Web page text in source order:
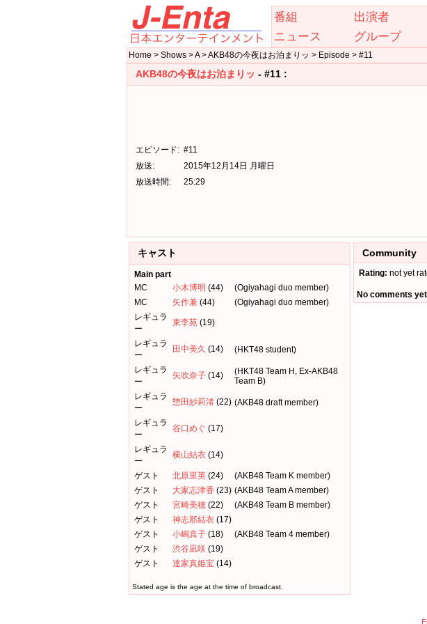
番組 出演者
ニュース
グループ
Home > Shows > A > AKB48の今夜はお泊まりッ > Episode > #11
AKB48の今夜はお泊まりッ - #11 :
エピソード: #11
放送:
2015年12月14日 月曜日
放送時間:
25:29
キャスト
Main part
MC
小木博明 (44)
(Ogiyahagi duo member)
MC
矢作兼 (44)
(Ogiyahagi duo member)
レギュラ
ー
東李苑 (19)
レギュラ
ー
田中美久 (14) (HKT48 student)
レギュラ
ー
矢吹奈子 (14)
(HKT48 Team H, Ex-AKB48
Team B)
レギュラ
ー
惣田紗莉渚 (22) (AKB48 draft member)
レギュラ
ー
谷口めぐ (17)
レギュラ
ー
横山結衣 (14)
ゲスト 北原里英 (24)
(AKB48 Team K member)
ゲスト
大家志津香 (23) (AKB48 Team A member)
ゲスト
宮崎美穂 (22)
(AKB48 Team B member)
ゲスト
神志那結衣 (17)
ゲスト
小嶋真子 (18)
(AKB48 Team 4 member)
ゲスト
渋谷凪咲 (19)
ゲスト
達家真姫宝 (14)
Stated age is the age at the time of broadcast.
Community
Rating: not yet
No comments yet